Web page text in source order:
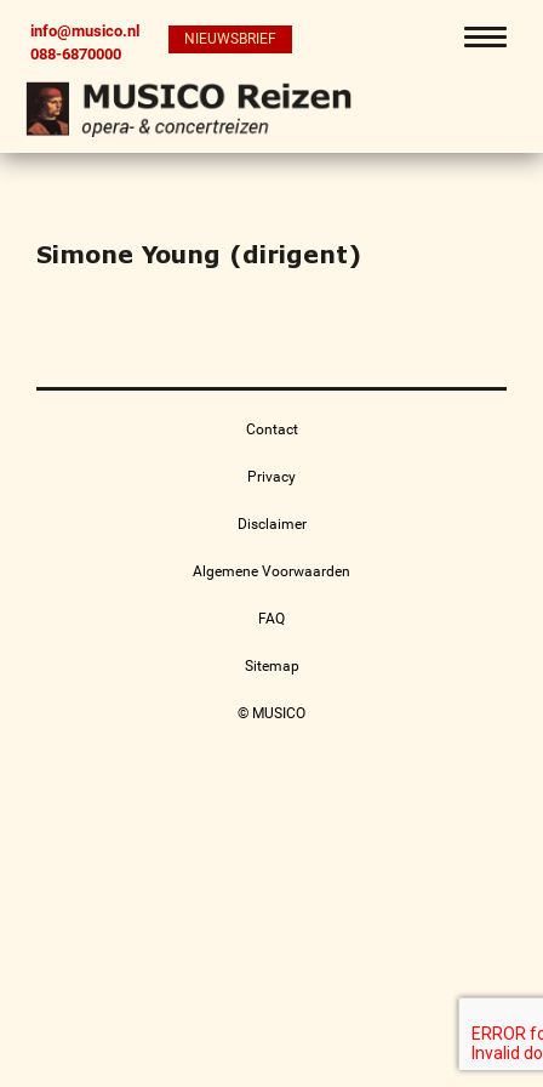
info@musico.nl
088-6870000
NIEUWSBRIEF
Simone Young (dirigent)
Contact
Privacy
Disclaimer
Algemene Voorwaarden
FAQ
Sitemap
© MUSICO